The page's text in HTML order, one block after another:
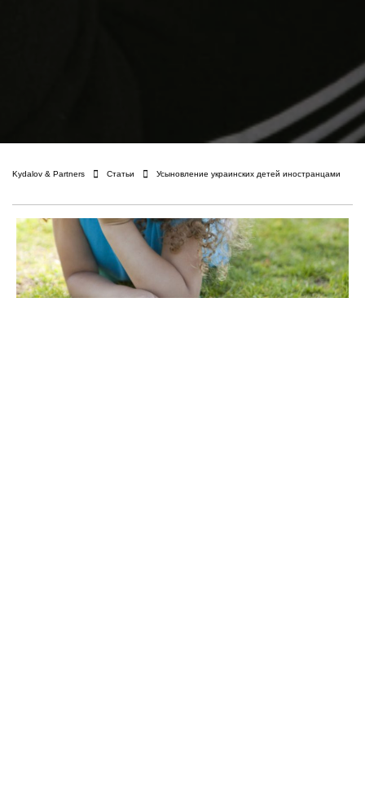
Kydalov & Partners Статьи Усыновление украинских детей иностранцами